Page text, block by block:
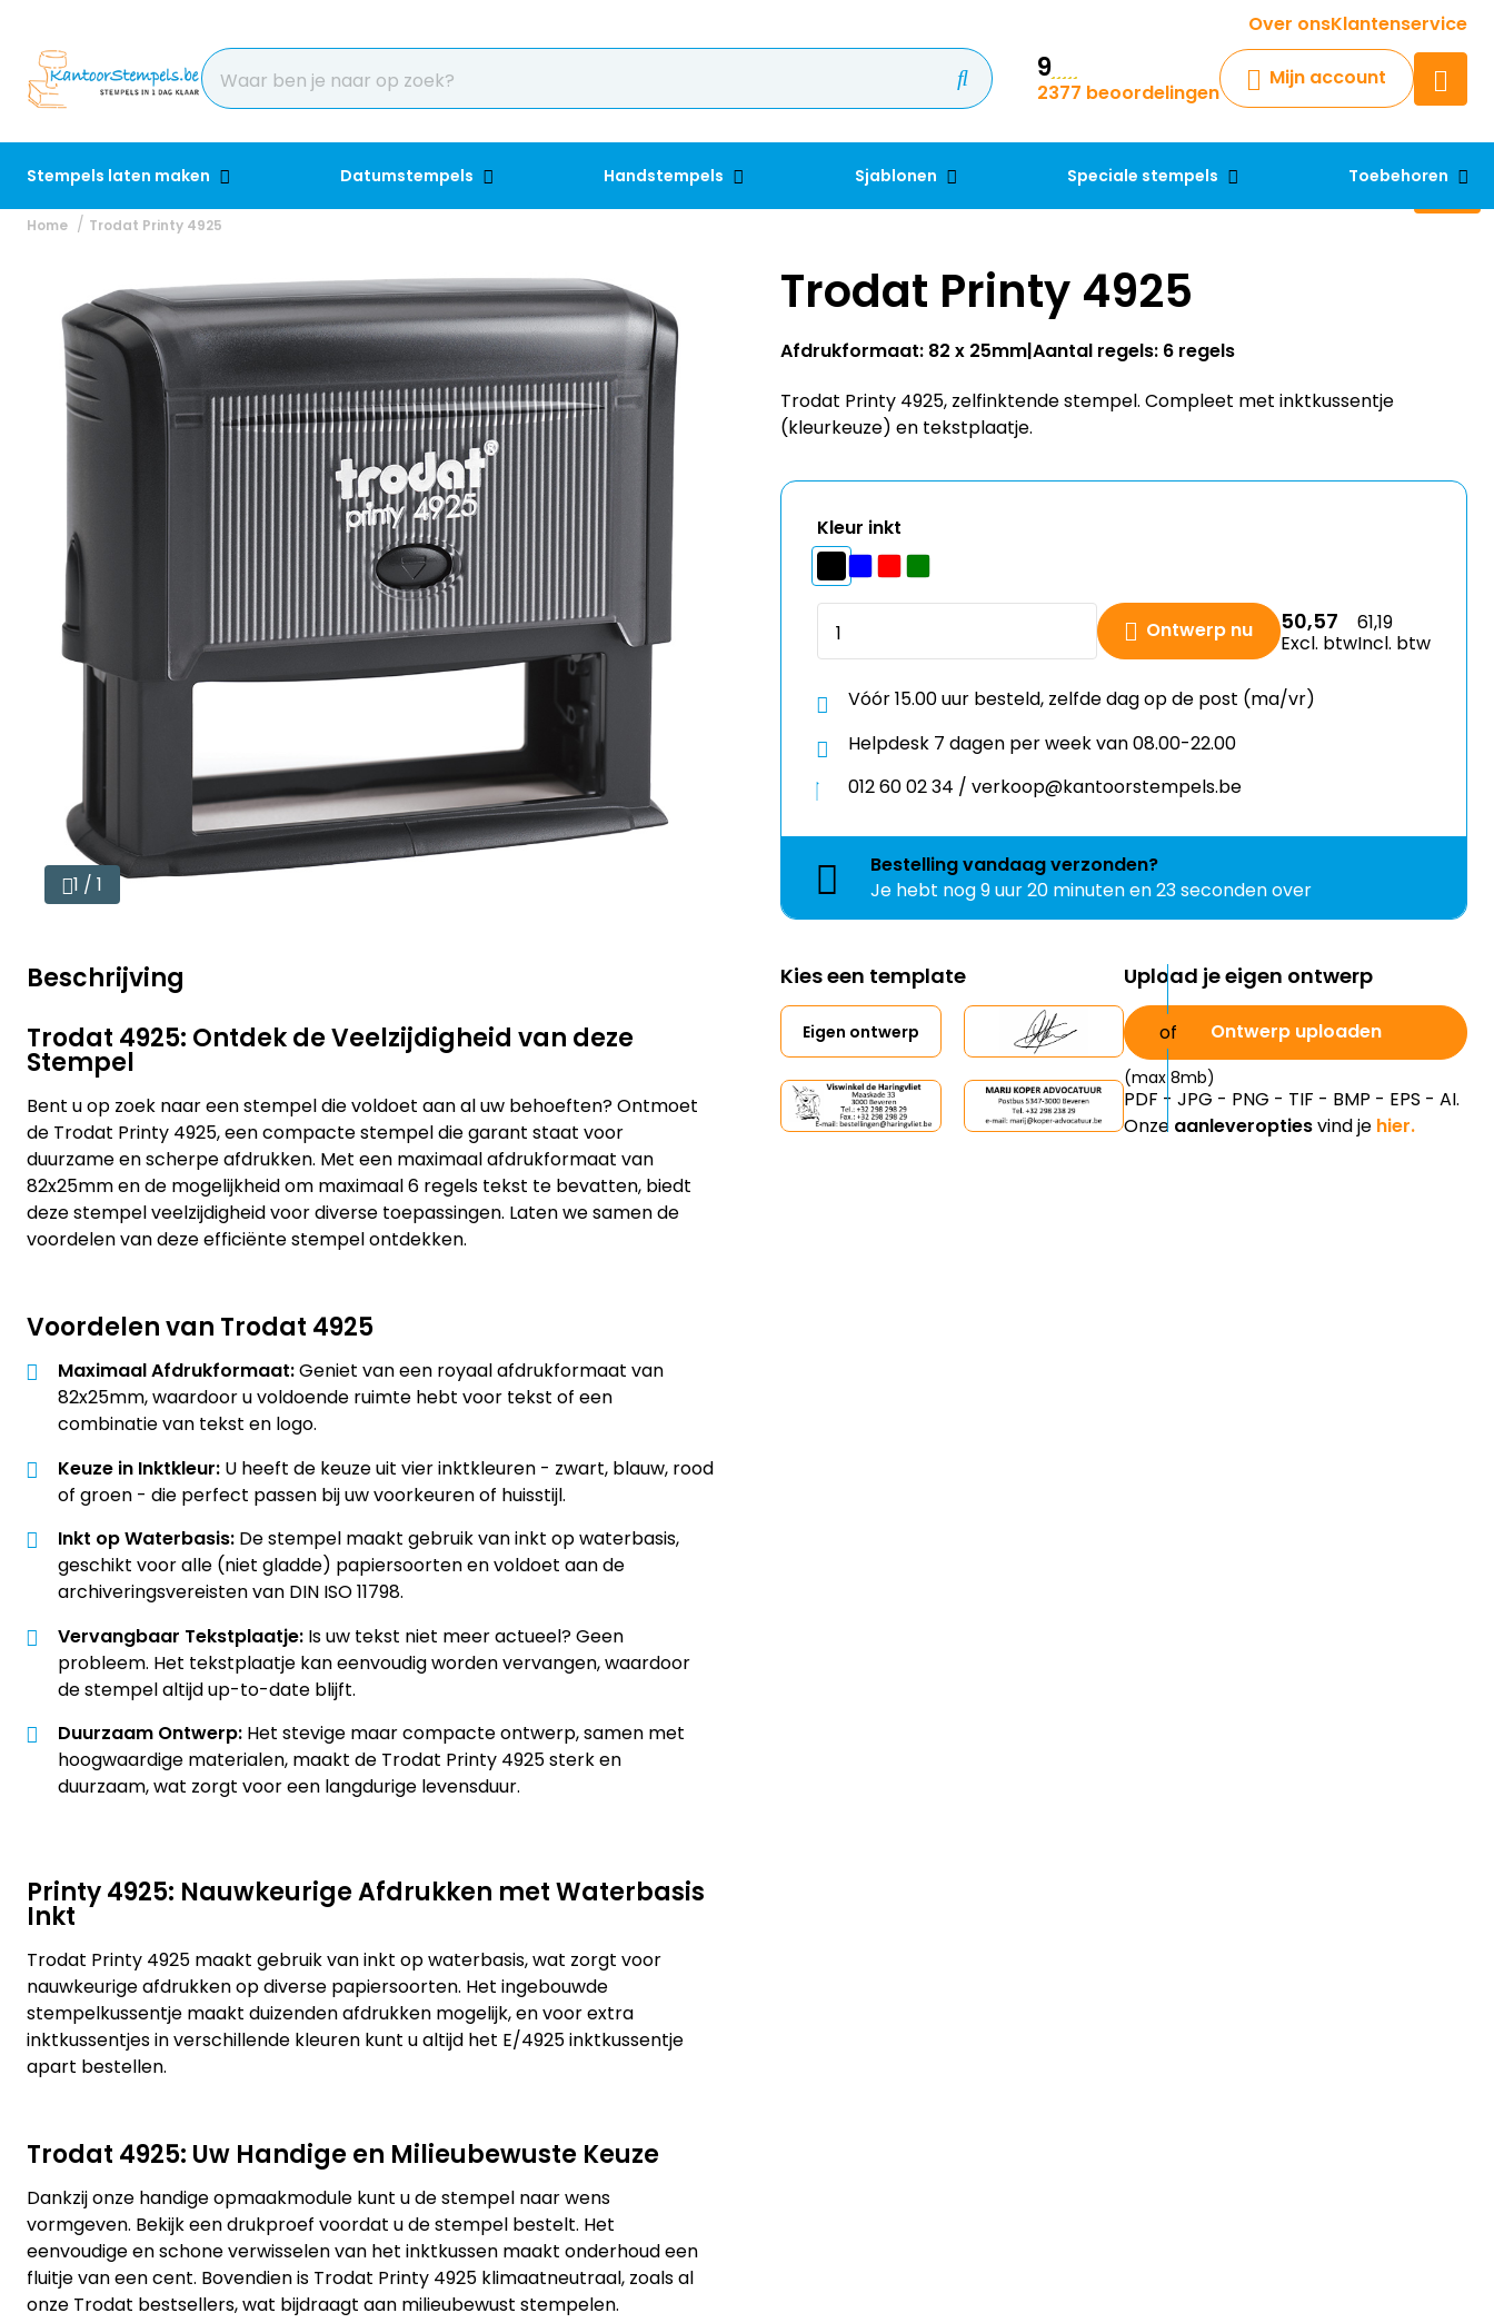
Over onsKlantenservice
9
2377 beoordelingen
Mijn account
Stempels laten maken Datumstempels Handstempels Sjablonen Speciale stempels Toebehoren
Krijg een antwoord op uw vraag
Chatbot
Chat 24/7 met onze chatbot
Contact
Home Trodat Printy 4925
1 / 1
Beschrijving
Trodat 4925: Ontdek de Veelzijdigheid van deze
Stempel
Bent u op zoek naar een stempel die voldoet aan al uw behoeften? Ontmoet
de Trodat Printy 4925, een compacte stempel die garant staat voor
duurzame en scherpe afdrukken. Met een maximaal afdrukformaat van
82x25mm en de mogelijkheid om maximaal 6 regels tekst te bevatten, biedt
deze stempel veelzijdigheid voor diverse toepassingen. Laten we samen de
voordelen van deze efficiënte stempel ontdekken.
Voordelen van Trodat 4925
Maximaal Afdrukformaat:Geniet van een royaal afdrukformaat van
82x25mm, waardoor u voldoende ruimte hebt voor tekst of een
combinatie van tekst en logo.
Keuze in Inktkleur: U heeft de keuze uit vier inktkleuren - zwart, blauw, rood
of groen - die perfect passen bij uw voorkeuren of huisstijl.
Inkt op Waterbasis: De stempel maakt gebruik van inkt op waterbasis,
geschikt voor alle (niet gladde) papiersoorten en voldoet aan de
archiveringsvereisten van DIN ISO 11798.
Vervangbaar Tekstplaatje: Is uw tekst niet meer actueel? Geen
probleem. Het tekstplaatje kan eenvoudig worden vervangen, waardoor
de stempel altijd up-to-date blijft.
Duurzaam Ontwerp: Het stevige maar compacte ontwerp, samen met
hoogwaardige materialen, maakt de Trodat Printy 4925 sterk en
duurzaam, wat zorgt voor een langdurige levensduur.
Printy 4925: Nauwkeurige Afdrukken met Waterbasis
Inkt
Trodat Printy 4925 maakt gebruik van inkt op waterbasis, wat zorgt voor
nauwkeurige afdrukken op diverse papiersoorten. Het ingebouwde
stempelkussentje maakt duizenden afdrukken mogelijk, en voor extra
inktkussentjes in verschillende kleuren kunt u altijd het E/4925 inktkussentje
apart bestellen.
Trodat 4925: Uw Handige en Milieubewuste Keuze
Dankzij onze handige opmaakmodule kunt u de stempel naar wens
vormgeven. Bekijk een drukproef voordat u de stempel bestelt. Het
eenvoudige en schone verwisselen van het inktkussen maakt onderhoud een
fluitje van een cent. Bovendien is Trodat Printy 4925 klimaatneutraal, zoals al
onze Trodat bestsellers, wat bijdraagt aan milieubewust stempelen.
Trodat Printy 4925
Afdrukformaat: 82 x 25mm Aantal regels: 6 regels
Trodat Printy 4925, zelfinktende stempel. Compleet met inktkussentje
(kleurkeuze) en tekstplaatje.
Kleur inkt
Ontwerp nu 50,57
Excl. btw
61,19
Incl. btw
Vóór 15.00 uur besteld, zelfde dag op de post (ma/vr)
Helpdesk 7 dagen per week van 08.00-22.00
012 60 02 34 / verkoop@kantoorstempels.be
Bestellingvandaagverzonden?
Je hebt nog9 uur 20 minuten en 22 seconden over
Kies een template
Eigen ontwerp
Upload je eigen ontwerp
Ontwerp uploaden
(max 8mb)
PDF - JPG - PNG - TIF - BMP - EPS - AI.
Onze aanleveroptiesvind je hier.